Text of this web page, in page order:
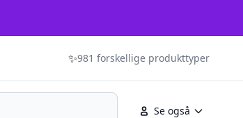
✨981 forskellige produkttyper
Se også